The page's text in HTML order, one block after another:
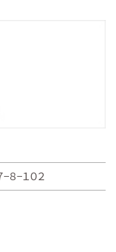
−１０２